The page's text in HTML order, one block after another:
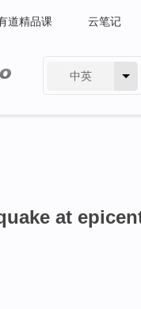
道精品课 云笔记
中英
at